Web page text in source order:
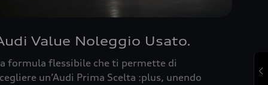
Value Noleggio Usato.
formula flessibile che ti permette di
un’Audi Prima Scelta :plus, unendo